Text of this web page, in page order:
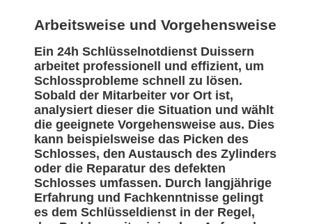
Arbeitsweise und Vorgehensweise
Ein 24h Schlüsselnotdienst Duissern
arbeitet professionell und effizient, um
Schlossprobleme schnell zu lösen.
Sobald der Mitarbeiter vor Ort ist,
analysiert dieser die Situation und wählt
die geeignete Vorgehensweise aus. Dies
kann beispielsweise das Picken des
Schlosses, den Austausch des Zylinders
oder die Reparatur des defekten
Schlosses umfassen. Durch langjährige
Erfahrung und Fachkenntnisse gelingt
es dem Schlüsseldienst in der Regel,